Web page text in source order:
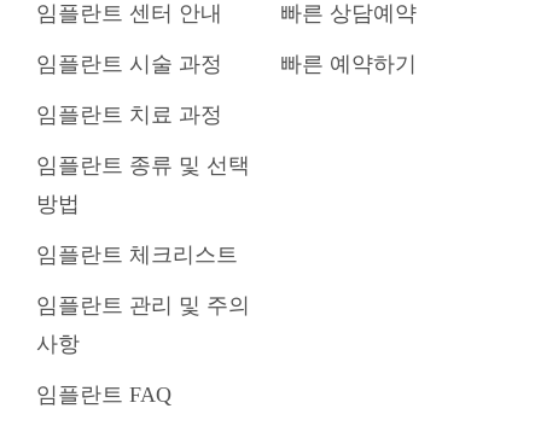
임플란트 센터 안내
임플란트 시술 과정
임플란트 치료 과정
임플란트 종류 및 선택
방법
임플란트 체크리스트
임플란트 관리 및 주의
사항
임플란트 FAQ
빠른 상담예약
빠른 예약하기